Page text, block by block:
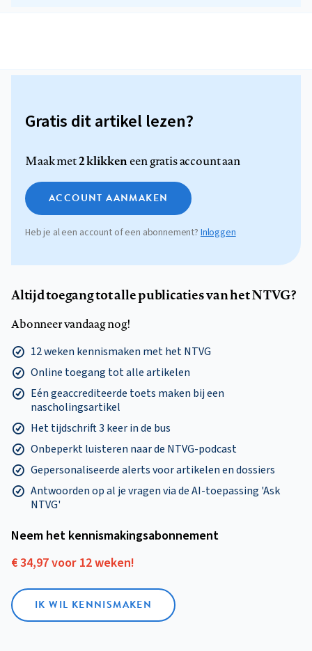
Gratis dit artikel lezen?
Maak met2 klikkeneen gratis account aan
ACCOUNT AANMAKEN
Heb je al een account of een abonnement? Inloggen
Altijd toegang tot alle publicaties van het NTVG?
Abonneer vandaag nog!
12 weken kennismaken met het NTVG
Online toegang tot alle artikelen
Eén geaccrediteerde toets maken bij een
nascholingsartikel
Het tijdschrift 3 keer in de bus
Onbeperkt luisteren naar de NTVG-podcast
Gepersonaliseerde alerts voor artikelen en dossiers
Antwoorden op al je vragen via de AI-toepassing 'Ask
NTVG'
Neem het kennismakings­abonnement
€ 34,97 voor 12 weken!
IK WIL KENNISMAKEN